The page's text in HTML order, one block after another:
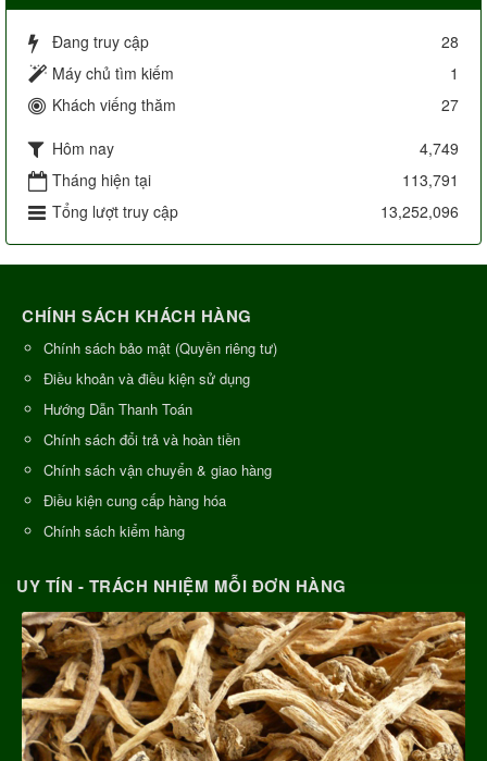
Đang truy cập
28
Máy chủ tìm kiếm
1
Khách viếng thăm
27
Hôm nay
4,749
Tháng hiện tại
113,791
Tổng lượt truy cập
13,252,096
CHÍNH SÁCH KHÁCH HÀNG
Chính sách bảo mật (Quyền riêng tư)
Điều khoản và điều kiện sử dụng
Hướng Dẫn Thanh Toán
Chính sách đổi trả và hoàn tiền
Chính sách vận chuyển & giao hàng
Điều kiện cung cấp hàng hóa
Chính sách kiểm hàng
UY TÍN - TRÁCH NHIỆM MỖI ĐƠN HÀNG